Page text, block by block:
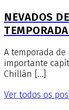
NEVADOS
A temporada
importante
Chillán […]
Ver todos os